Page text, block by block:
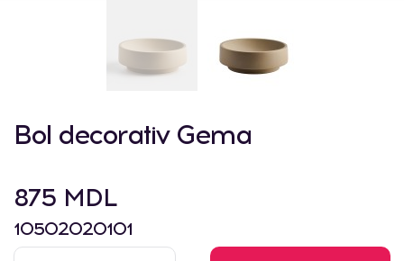
Bol decorativ Gema
875 MDL
10502020101